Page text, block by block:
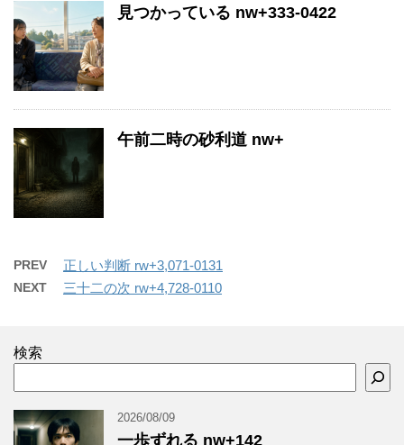
見つかっている nw+333-0422
午前二時の砂利道 nw+
PREV 正しい判断 rw+3,071-0131
NEXT 三十二の次 rw+4,728-0110
検索
2026/08/09
一歩ずれる nw+142